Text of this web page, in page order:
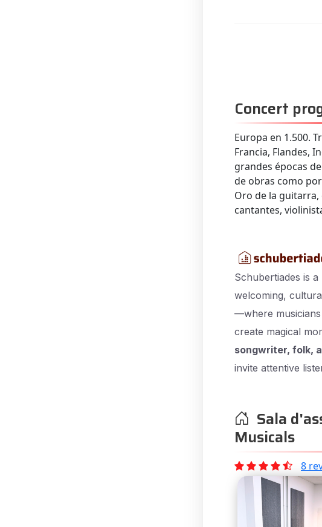
Concert
Europa en 1.500.
Francia, Flandes,
grandes épocas
de obras como
Oro de la
cantantes,
Schubertiades is
welcoming,
—where
create magical
songwriter, folk,
invite attentive
Sala
Musicals
8